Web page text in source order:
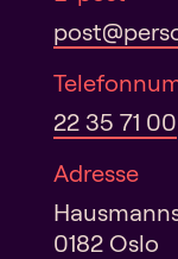
22 35 71 00
Adresse
0182 Oslo